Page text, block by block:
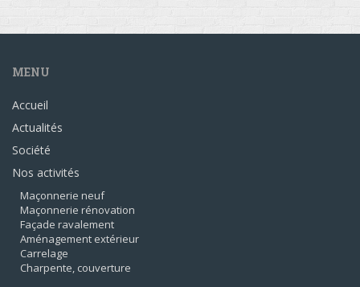
MENU
Accueil
Actualités
Société
Nos activités
Maçonnerie neuf
Maçonnerie rénovation
Façade ravalement
Aménagement extérieur
Carrelage
Charpente, couverture